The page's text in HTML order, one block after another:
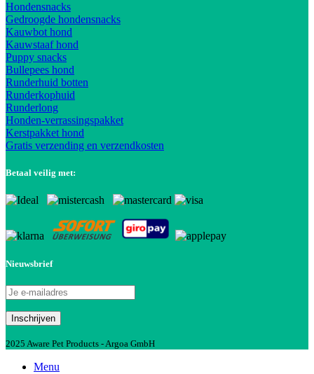
Hondensnacks
Gedroogde hondensnacks
Kauwbot hond
Kauwstaaf hond
Puppy snacks
Bullepees hond
Runderhuid botten
Runderkophuid
Runderlong
Honden-verrassingspakket
Kerstpakket hond
Gratis verzending en verzendkosten
Betaal veilig met:
Nieuwsbrief
2025 Aware Pet Products - Argoa GmbH
Menu